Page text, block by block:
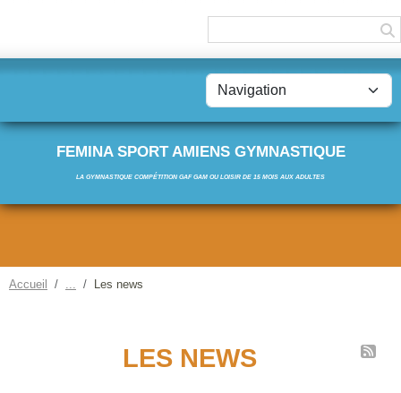
FEMINA SPORT AMIENS GYMNASTIQUE
LA GYMNASTIQUE COMPÉTITION GAF GAM OU LOISIR DE 15 MOIS AUX ADULTES
Accueil Les news
LES NEWS